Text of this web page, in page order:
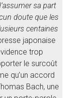
sa part
doute que les
centaines
japonaise
trop
le surcoût
qu’un accord
Bach, une